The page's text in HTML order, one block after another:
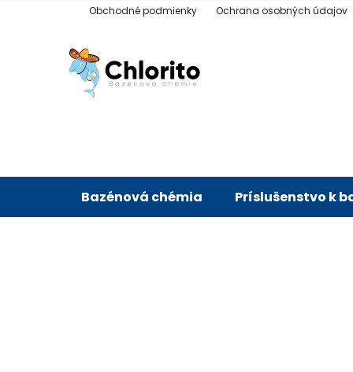
Obchodné podmienky Ochrana osobných údajov
Bazénová chémia Príslušenstvo k